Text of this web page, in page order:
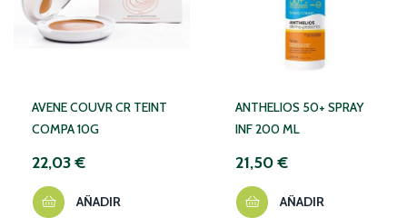
AVENE COUVR CR TEINT
COMPA 10G
22,03 €
AÑADIR
ANTHELIOS 50+ SPRAY
INF 200 ML
21,50 €
AÑADIR